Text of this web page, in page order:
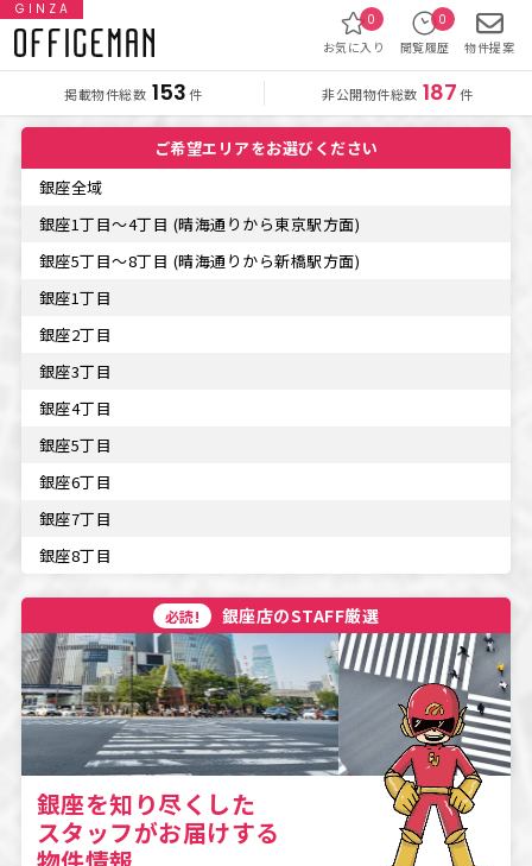
GINZA
掲載物件総数 153件 非公開物件総数 187 件
お気に入り
0
閲覧履歴
0
物件提案
ご希望エリアをお選びください
銀座全域
銀座1丁目〜4丁目 (晴海通りから東京駅方面)
銀座5丁目〜8丁目 (晴海通りから新橋駅方面)
銀座1丁目
銀座2丁目
銀座3丁目
銀座4丁目
銀座5丁目
銀座6丁目
銀座7丁目
銀座8丁目
必読! 銀座店のSTAFF厳選
銀座を知り尽くした
スタッフがお届けする